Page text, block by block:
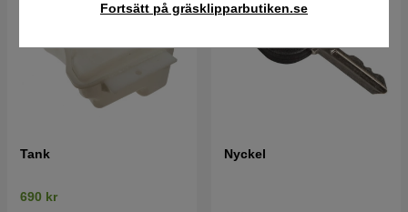
Fortsätt på gräsklipparbutiken.se
Tank
690 kr
Nyckel